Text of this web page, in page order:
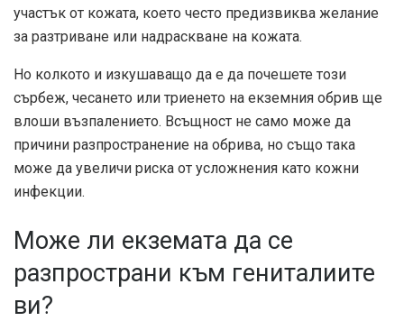
участък от кожата, което често предизвиква желание
за разтриване или надраскване на кожата.
Но колкото и изкушаващо да е да почешете този
сърбеж, чесането или триенето на екземния обрив ще
влоши възпалението. Всъщност не само може да
причини разпространение на обрива, но също така
може да увеличи риска от усложнения като кожни
инфекции.
Може ли екземата да се
разпространи към гениталиите
ви?